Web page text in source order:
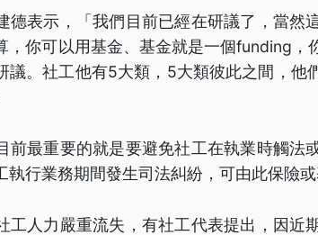
德表示，「我們目前已經在研議了，當然
，你可以用基金、基金就是一個funding，
議。社工他有5大類，5大類彼此之間，他
前最重要的就是要避免社工在執業時觸法
執行業務期間發生司法糾紛，可由此保險或
工人力嚴重流失，有社工代表提出，因近